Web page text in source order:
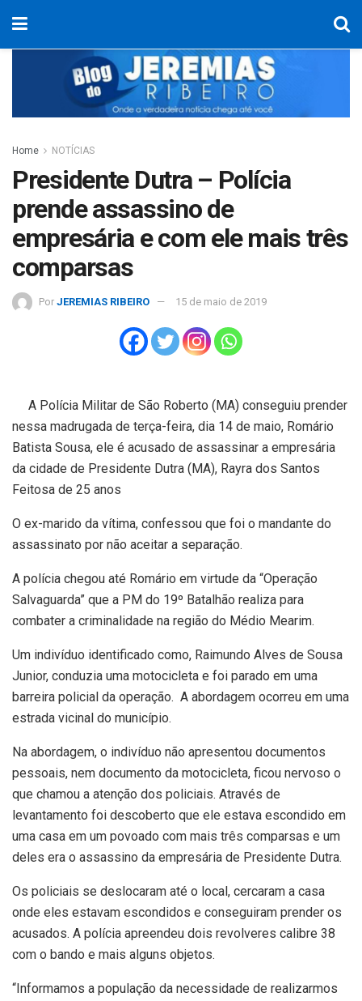
Home NOTÍCIAS
Presidente Dutra – Polícia
prende assassino de
empresária e com ele mais três
comparsas
Por JEREMIAS RIBEIRO 15 de maio de 2019
A Polícia Militar de São Roberto (MA) conseguiu prender
nessa madrugada de terça-feira, dia 14 de maio, Romário
Batista Sousa, ele é acusado de assassinar a empresária
da cidade de Presidente Dutra (MA), Rayra dos Santos
Feitosa de 25 anos
O ex-marido da vítima, confessou que foi o mandante do
assassinato por não aceitar a separação.
A polícia chegou até Romário em virtude da “Operação
Salvaguarda” que a PM do 19º Batalhão realiza para
combater a criminalidade na região do Médio Mearim.
Um indivíduo identificado como, Raimundo Alves de Sousa
Junior, conduzia uma motocicleta e foi parado em uma
barreira policial da operação. A abordagem ocorreu em uma
estrada vicinal do município.
Na abordagem, o indivíduo não apresentou documentos
pessoais, nem documento da motocicleta, ficou nervoso o
que chamou a atenção dos policiais. Através de
levantamento foi descoberto que ele estava escondido em
uma casa em um povoado com mais três comparsas e um
deles era o assassino da empresária de Presidente Dutra.
Os policiais se deslocaram até o local, cercaram a casa
onde eles estavam escondidos e conseguiram prender os
acusados. A polícia apreendeu dois revolveres calibre 38
com o bando e mais alguns objetos.
“Informamos a população da necessidade de realizarmos